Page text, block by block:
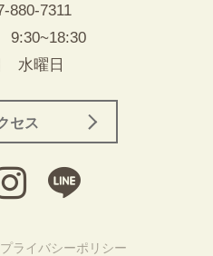
880-7311
水曜日
セス
プライバシーポリシー